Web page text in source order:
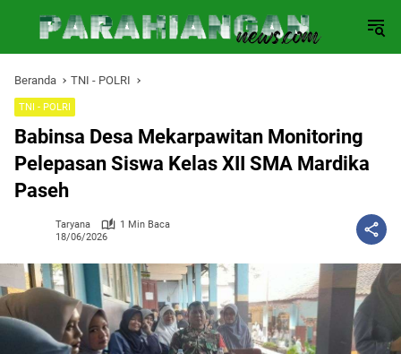
Beranda TNI - POLRI
TNI - POLRI
Babinsa Desa Mekarpawitan Monitoring
Pelepasan Siswa Kelas XII SMA Mardika
Paseh
Taryana
1 Min Baca
18/06/2026